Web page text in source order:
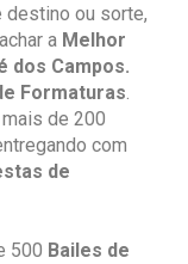
destino ou sorte,
a Melhor
dos Campos.
Formaturas.
de 200
com
de
500 Bailes de